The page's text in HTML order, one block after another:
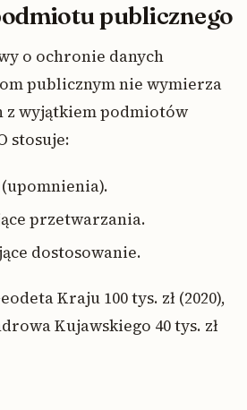
publicznego
o ochronie danych
publicznym nie wymierza
z wyjątkiem podmiotów
stosuje:
przetwarzania.
dostosowanie.
Kraju 100 tys. zł (2020),
Kujawskiego 40 tys. zł